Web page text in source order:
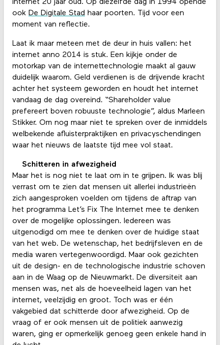
internet 20 jaar oud. Op diezelfde dag in 1994 opende
ook De Digitale Stad haar poorten. Tijd voor een
moment van reflectie.
Laat ik maar meteen met de deur in huis vallen: het
internet anno 2014 is stuk. Een kijkje onder de
motorkap van de internettechnologie maakt al gauw
duidelijk waarom. Geld verdienen is de drijvende kracht
achter het systeem geworden en houdt het internet
vandaag de dag overeind. “Shareholder value
prefereert boven robuuste technologie”, aldus Marleen
Stikker. Om nog maar niet te spreken over de inmiddels
welbekende afluisterpraktijken en privacyschendingen
waar het nieuws de laatste tijd mee vol staat.
Schitteren in afwezigheid
Maar het is nog niet te laat om in te grijpen. Ik was blij
verrast om te zien dat mensen uit allerlei industrieën
zich aangesproken voelden om tijdens de aftrap van
het programma Let’s Fix The Internet mee te denken
over de mogelijke oplossingen. Iedereen was
uitgenodigd om mee te denken over de huidige staat
van het web. De wetenschap, het bedrijfsleven en de
media waren vertegenwoordigd. Maar ook gezichten
uit de design- en de technologische industrie schoven
aan in de Waag op de Nieuwmarkt. De diversiteit aan
mensen was, net als de hoeveelheid lagen van het
internet, veelzijdig en groot. Toch was er één
vakgebied dat schitterde door afwezigheid. Op de
vraag of er ook mensen uit de politiek aanwezig
waren, ging er opmerkelijk genoeg geen enkele hand in